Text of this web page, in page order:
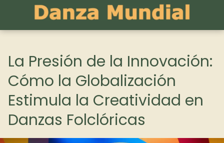
La Presión de la Innovación:
Cómo la Globalización
Estimula la Creatividad en
Danzas Folclóricas